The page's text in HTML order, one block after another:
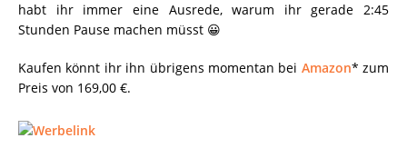
habt ihr immer eine Ausrede, warum ihr gerade 2:45
Stunden Pause machen müsst 😀
Kaufen könnt ihr ihn übrigens momentan bei Amazon* zum
Preis von 169,00 €.